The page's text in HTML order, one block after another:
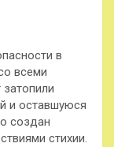
в
всеми
и оставшуюся
создан
стихии.